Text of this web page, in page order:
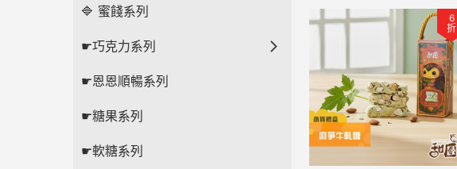
🔷 蜜餞系列
☛巧克力系列
☛恩恩順暢系列
☛糖果系列
☛軟糖系列
6
折